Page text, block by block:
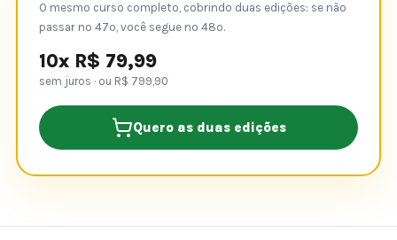
O mesmo curso completo, cobrindo duas edições: se não
passar no 47º, você segue no 48º.
10x R$ 79,99
sem juros · ou R$ 799,90
Quero as duas edições